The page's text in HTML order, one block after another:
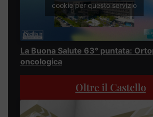
cookie per questo servizio
La Buona Salute 63° puntata:
oncologica
Oltre il Castello